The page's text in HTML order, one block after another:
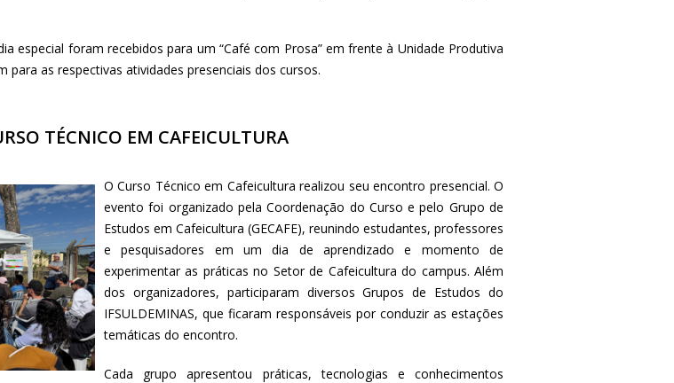
especial foram recebidos para um “Café com Prosa” em frente à Unidade Produtiva
para as respectivas atividades presenciais dos cursos.
TÉCNICO EM CAFEICULTURA
O Curso Técnico em Cafeicultura realizou seu encontro presencial. O
evento foi organizado pela Coordenação do Curso e pelo Grupo de
Estudos em Cafeicultura (GECAFE), reunindo estudantes, professores
e pesquisadores em um dia de aprendizado e momento de
experimentar as práticas no Setor de Cafeicultura do campus. Além
dos organizadores, participaram diversos Grupos de Estudos do
IFSULDEMINAS, que ficaram responsáveis por conduzir as estações
temáticas do encontro.
Cada grupo apresentou práticas, tecnologias e conhecimentos